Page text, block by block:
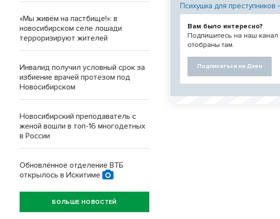
Психушка для
Вам было интересно?
Подпишитесь на наш
отобраны там.
Подписаться на Дзен
«Мы живём на пастбище!»: в
новосибирском селе лошади
терроризируют жителей
Инвалид получил условный срок за
избиение врачей протезом под
Новосибирском
Новосибирский преподаватель с
женой вошли в топ-16 многодетных
в России
Обновлённое отделение ВТБ
открылось в Искитиме
БОЛЬШЕ НОВОСТЕЙ